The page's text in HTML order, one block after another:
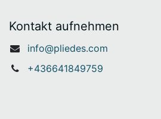
Kontakt aufnehmen
info@pliedes.com
+436641849759